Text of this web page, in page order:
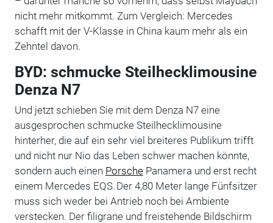
nicht mehr mitkommt. Zum Vergleich: Mercedes
schafft mit der V-Klasse in China kaum mehr als ein
Zehntel davon.
BYD: schmucke Steilhecklimousine
Denza N7
Und jetzt schieben Sie mit dem Denza N7 eine
ausgesprochen schmucke Steilhecklimousine
hinterher, die auf ein sehr viel breiteres Publikum trifft
und nicht nur Nio das Leben schwer machen könnte,
sondern auch einen PorschePanamera und erst recht
einem Mercedes EQS. Der 4,80 Meter lange Fünfsitzer
muss sich weder bei Antrieb noch bei Ambiente
verstecken. Der filigrane und freistehende Bildschirm